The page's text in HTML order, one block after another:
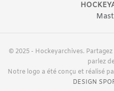
© 2025 - Hockeyarchives.
parlez
Notre logo a été conçu et réalisé
DESIGN